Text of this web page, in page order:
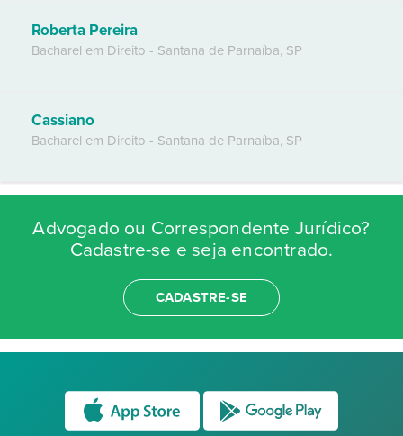
Roberta Pereira
Bacharel em Direito - Santana de Parnaíba, SP
Cassiano
Bacharel em Direito - Santana de Parnaíba, SP
Advogado ou Correspondente Jurídico?
Cadastre-se e seja encontrado.
CADASTRE-SE